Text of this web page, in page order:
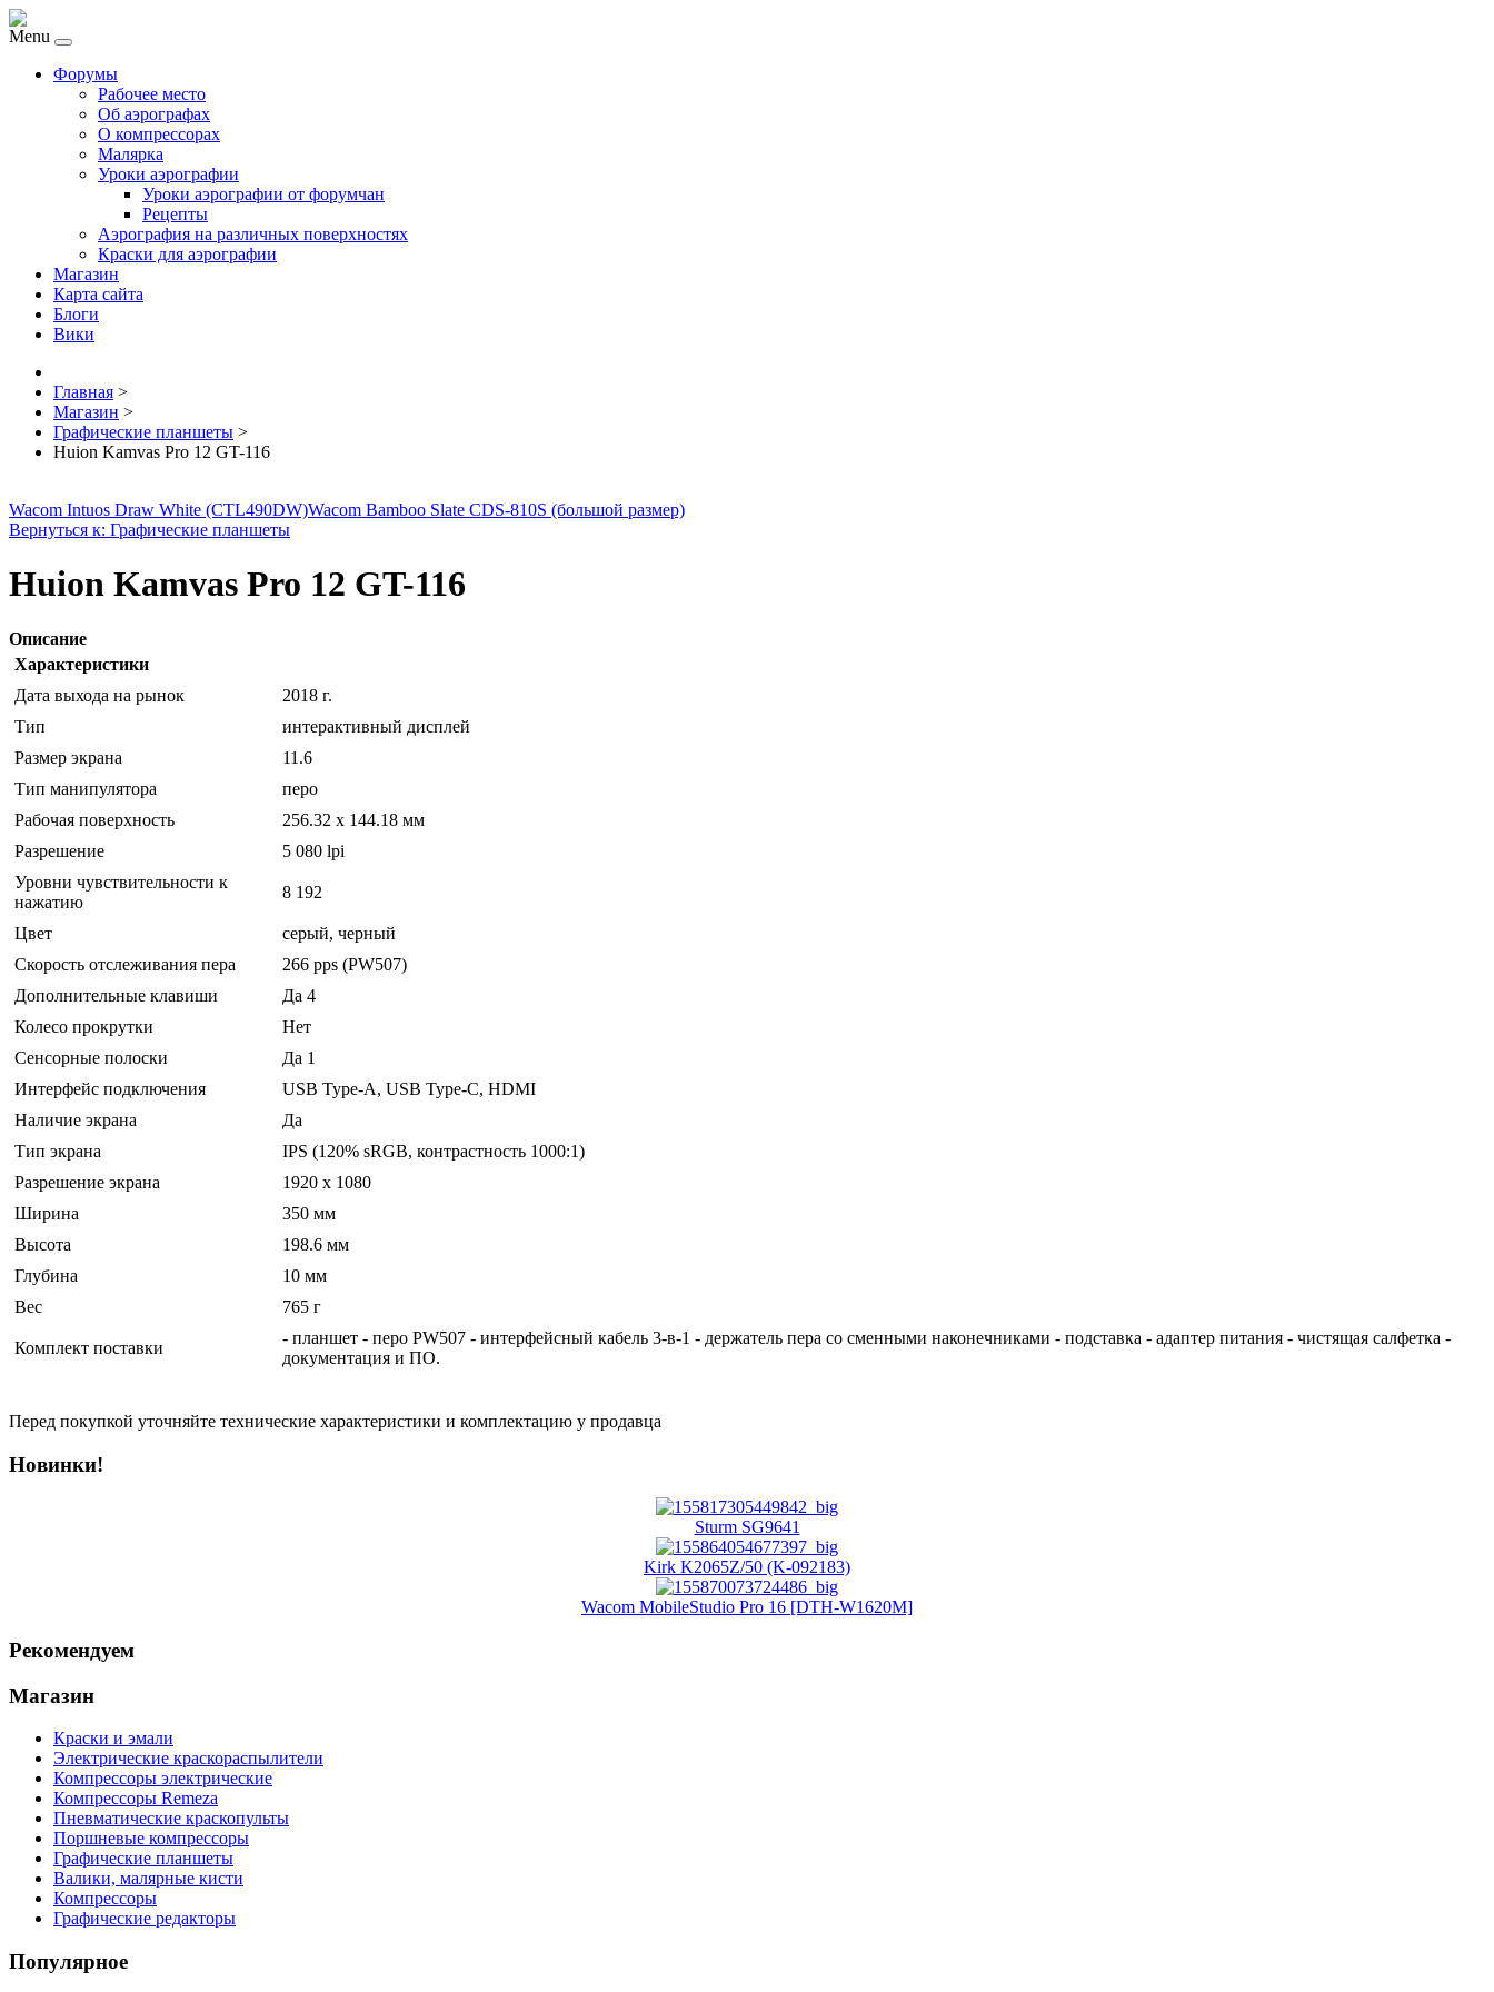
Menu
Форумы
Рабочее место
Об аэрографах
О компрессорах
Малярка
Уроки аэрографии
Уроки аэрографии от форумчан
Рецепты
Аэрография на различных поверхностях
Краски для аэрографии
Магазин
Карта сайта
Блоги
Вики
Главная >
Магазин >
Графические планшеты >
Huion Kamvas Pro 12 GT-116
Wacom Intuos Draw White (CTL490DW)Wacom Bamboo Slate CDS-810S (большой размер)
Вернуться к: Графические планшеты
Huion Kamvas Pro 12 GT-116
Описание
Характеристики
Дата выхода на рынок
2018 г.
Тип
интерактивный дисплей
Размер экрана
11.6
Тип манипулятора
перо
Рабочая поверхность
256.32 x 144.18 мм
Разрешение
5 080 lpi
Уровни чувствительности к
нажатию
8 192
Цвет
серый, черный
Скорость отслеживания пера
266 pps (PW507)
Дополнительные клавиши
Да 4
Колесо прокрутки
Нет
Сенсорные полоски
Да 1
Интерфейс подключения
USB Type-A, USB Type-C, HDMI
Наличие экрана
Да
Тип экрана
IPS (120% sRGB, контрастность 1000:1)
Разрешение экрана
1920 x 1080
Ширина
350 мм
Высота
198.6 мм
Глубина
10 мм
Вес
765 г
Комплект поставки
- планшет - перо PW507 - интерфейсный кабель 3-в-1 - держатель пера со сменными наконечниками - подставка - адаптер питания - чистящая салфетка -
документация и ПО.
Перед покупкой уточняйте технические характеристики и комплектацию у продавца
Новинки!
Sturm SG9641
Kirk K2065Z/50 (K-092183)
Wacom MobileStudio Pro 16 [DTH-W1620M]
Рекомендуем
Магазин
Краски и эмали
Электрические краскораспылители
Компрессоры электрические
Компрессоры Remeza
Пневматические краскопульты
Поршневые компрессоры
Графические планшеты
Валики, малярные кисти
Компрессоры
Графические редакторы
Популярное